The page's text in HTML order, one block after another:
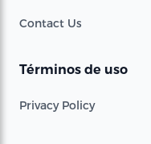
Contact Us
Términos de uso
Privacy Policy